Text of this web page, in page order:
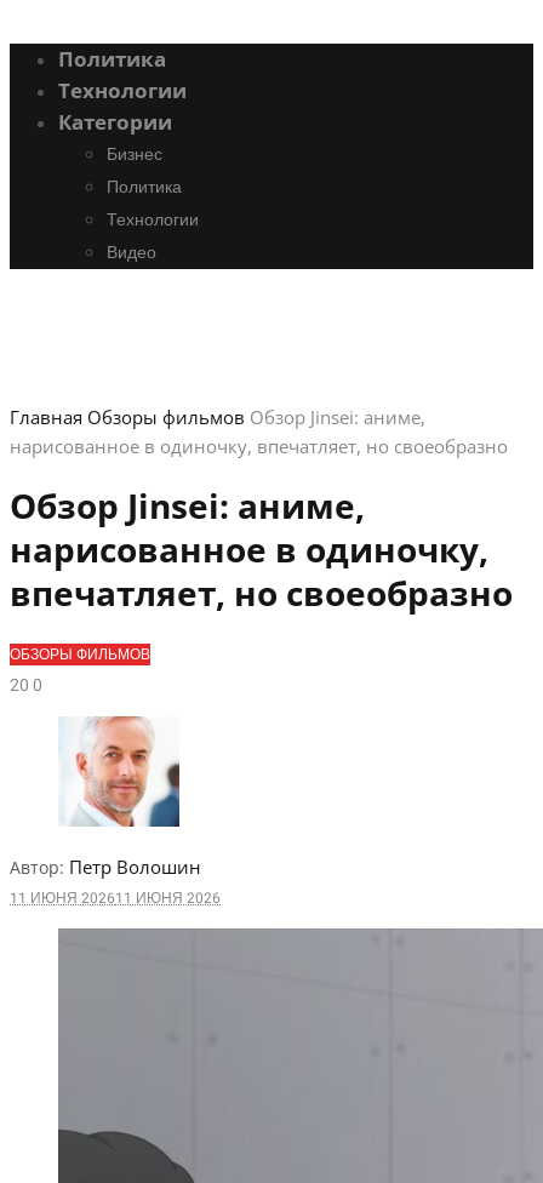
Политика
Технологии
Категории
Бизнес
Политика
Технологии
Видео
Главная Обзоры фильмов Обзор Jinsei: аниме,
нарисованное в одиночку, впечатляет, но своеобразно
Обзор Jinsei: аниме,
нарисованное в одиночку,
впечатляет, но своеобразно
ОБЗОРЫ ФИЛЬМОВ
200
Автор: Петр Волошин
11 ИЮНЯ 202611 ИЮНЯ 2026